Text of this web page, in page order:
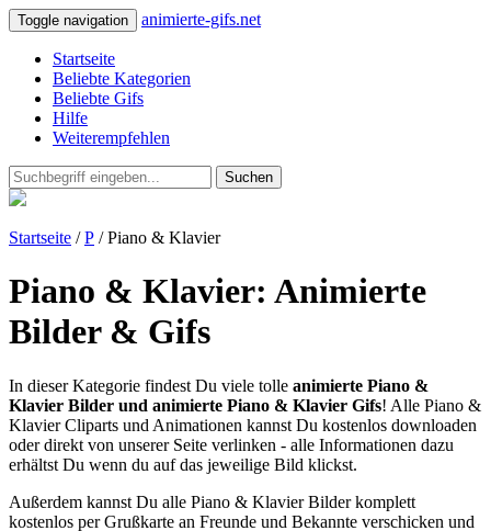
Toggle navigation animierte-gifs.net
Startseite
Beliebte Kategorien
Beliebte Gifs
Hilfe
Weiterempfehlen
Suchen
Startseite /P / Piano & Klavier
Piano & Klavier: Animierte
Bilder & Gifs
In dieser Kategorie findest Du viele tolle animierte Piano &
Klavier Bilder und animierte Piano & Klavier Gifs! Alle Piano &
Klavier Cliparts und Animationen kannst Du kostenlos downloaden
oder direkt von unserer Seite verlinken - alle Informationen dazu
erhältst Du wenn du auf das jeweilige Bild klickst.
Außerdem kannst Du alle Piano & Klavier Bilder komplett
kostenlos per Grußkarte an Freunde und Bekannte verschicken und